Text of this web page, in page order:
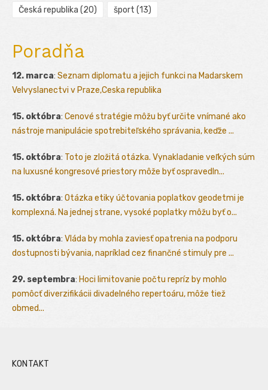
Česká republika (20) šport (13)
Poradňa
12. marca: Seznam diplomatu a jejich funkci na Madarskem
Velvyslanectvi v Praze,Ceska republika
15. októbra: Cenové stratégie môžu byť určite vnímané ako
nástroje manipulácie spotrebiteľského správania, keďže ...
15. októbra: Toto je zložitá otázka. Vynakladanie veľkých súm
na luxusné kongresové priestory môže byť ospravedln...
15. októbra: Otázka etiky účtovania poplatkov geodetmi je
komplexná. Na jednej strane, vysoké poplatky môžu byť o...
15. októbra: Vláda by mohla zaviesť opatrenia na podporu
dostupnosti bývania, napríklad cez finančné stimuly pre ...
29. septembra: Hoci limitovanie počtu repríz by mohlo
pomôcť diverzifikácii divadelného repertoáru, môže tiež
obmed...
KONTAKT